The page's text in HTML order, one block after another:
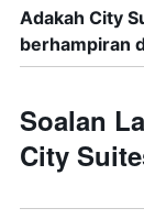
Adakah City
berhampiran
Soalan
City